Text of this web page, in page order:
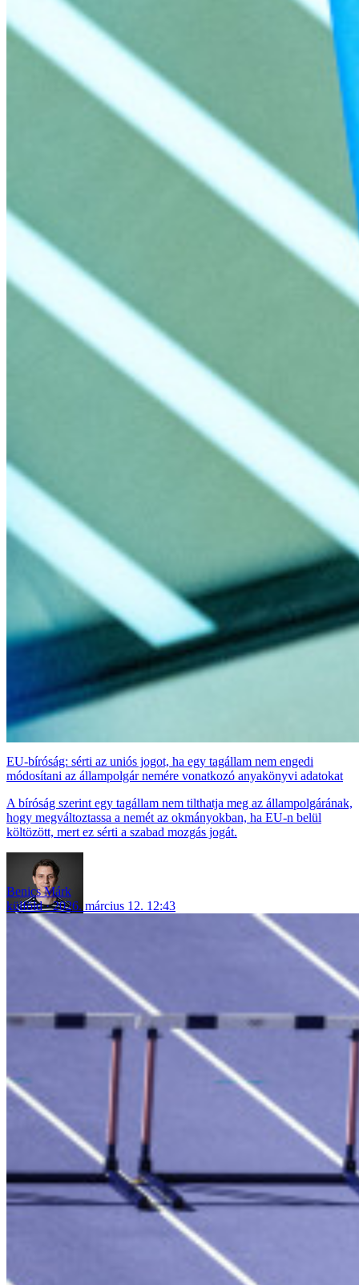
EU-bíróság: sérti az uniós jogot, ha egy tagállam nem engedi
módosítani az állampolgár nemére vonatkozó anyakönyvi adatokat
A bíróság szerint egy tagállam nem tilthatja meg az állampolgárának,
hogy megváltoztassa a nemét az okmányokban, ha EU-n belül
költözött, mert ez sérti a szabad mozgás jogát.
Benics Márk
külföld
2026. március 12. 12:43